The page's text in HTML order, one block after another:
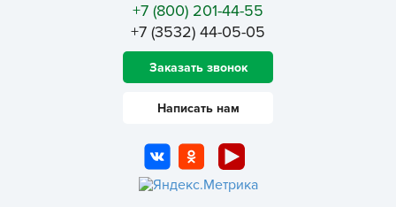
+7 (800) 201-44-55
+7 (3532) 44-05-05
Заказать звонок
Написать нам